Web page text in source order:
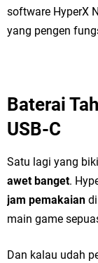
software HyperX
yang pengen
Baterai
USB-C
Satu lagi yang
awet banget.
jam pemakaian
main game
Dan kalau udah